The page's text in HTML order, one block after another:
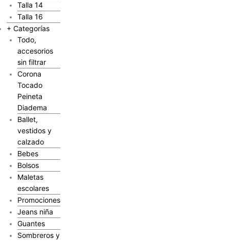
Talla 14
Talla 16
+ Categorías
Todo,
accesorios
sin filtrar
Corona
Tocado
Peineta
Diadema
Ballet,
vestidos y
calzado
Bebes
Bolsos
Maletas
escolares
Promociones
Jeans niña
Guantes
Sombreros y